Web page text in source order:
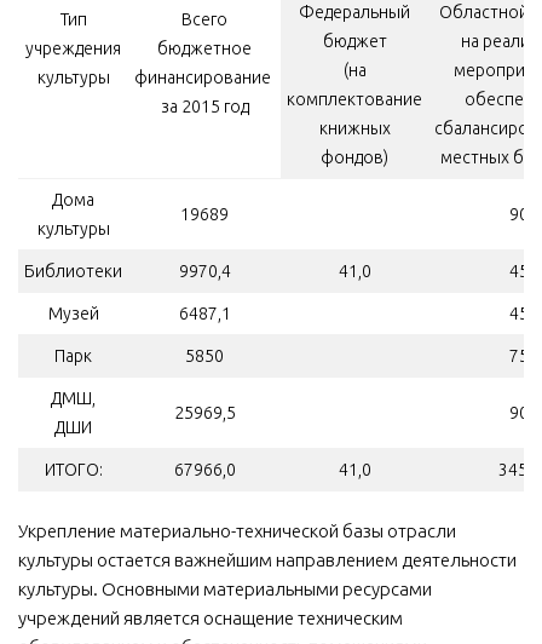
Тип
учреждения
культуры
Всего
бюджетное
финансирование
за 2015 год
Федеральный
бюджет
(на
комплектование
книжных
фондов)
Областной
на
местных
Дома
культуры
19689 90
Библиотеки 9970,4 41,0 45
Музей 6487,1 45
Парк 5850 75
ДМШ,
ДШИ
25969,5 90
ИТОГО: 67966,0 41,0 345,0
Укрепление материально-технической базы отрасли
культуры остается важнейшим направлением деятельности
культуры. Основными материальными ресурсами
учреждений является оснащение техническим